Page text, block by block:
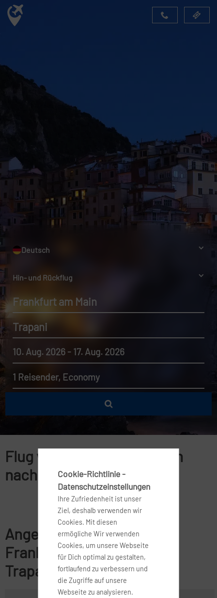
Deutsch
Hin- und Rückflug
Frankfurt am Main
Trapani
10. Aug. 2026 - 17. Aug. 2026
1 Reisender, Economy
Flug von Frankfurt am Main
nach Trapani
Angebote für Flüge von
Frankfurt am Main nach
Trapani
Cookie-Richtlinie -
Datenschutzeinstellungen
Ihre Zufriedenheit ist unser
Ziel, deshalb verwenden wir
Cookies. Mit diesen
ermögliche Wir verwenden
Cookies, um unsere Webseite
für Dich optimal zu gestalten,
fortlaufend zu verbessern und
die Zugriffe auf unsere
Webseite zu analysieren.